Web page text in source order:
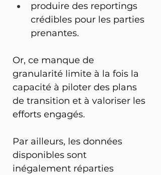
produire des reportings
crédibles pour les parties
prenantes.
Or, ce manque de
granularité limite à la fois la
capacité à piloter des plans
de transition et à valoriser les
efforts engagés.
Par ailleurs, les données
disponibles sont
inégalement réparties